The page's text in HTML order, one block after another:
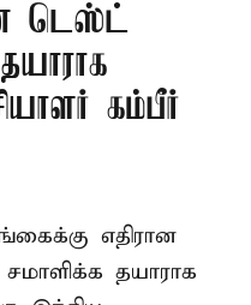
டெஸ்ட்
கம்பீர்
எதிரான
தயாராக